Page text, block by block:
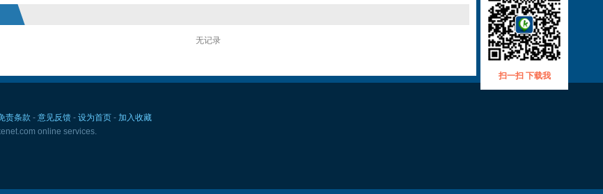
无记录
责条款 - 意见反馈- 设为首页- 加入收藏
online services.
扫一扫 下载我